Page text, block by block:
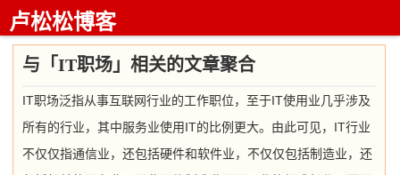
卢松松博客
与「IT职场」相关的文章聚合
IT职场泛指从事互联网行业的工作职位，至于IT使用业几乎涉及
所有的行业，其中服务业使用IT的比例更大。由此可见，IT行业
不仅仅指通信业，还包括硬件和软件业，不仅仅包括制造业，还